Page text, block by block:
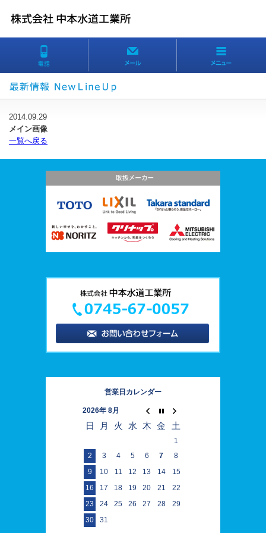
2014.09.29
メイン画像
一覧へ戻る
営業日カレンダー
2026年 8月
日 月 火 水 木 金 土
1
2
3 4 5 6 7
8
9
10 11 12 13 14
15
16
17 18 19 20 21
22
23
24 25 26 27 28
29
30
31